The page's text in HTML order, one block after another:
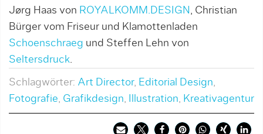
Jørg Haas von ROYALKOMM.DESIGN
, Christian
Bürger vom Friseur und Klamottenladen
Schoenschraeg und Steffen Lehn von
Seltersdruck
Schlagwörter: Art Director, Editorial Design
Fotografie Grafikdesign Illustration Kreativagentur